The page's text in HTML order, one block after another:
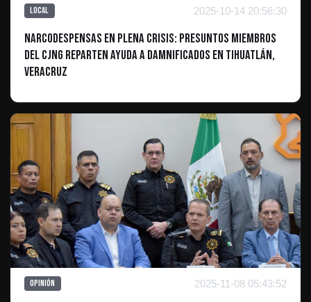
Local 2025-10-14 20:56:30
Narcodespensas en plena crisis: Presuntos miembros
del CJNG reparten ayuda a damnificados en Tihuatlán,
Veracruz
Opinión 2025-11-08 05:43:52